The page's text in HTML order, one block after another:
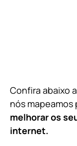
Confira abaixo
nós mapeamos
melhorar os
internet.